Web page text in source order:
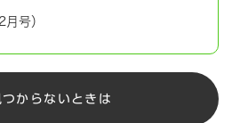
号）
つからないときは